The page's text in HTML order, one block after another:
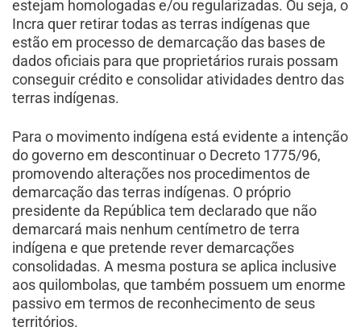
estejam homologadas e/ou regularizadas. Ou seja, o
Incra quer retirar todas as terras indígenas que
estão em processo de demarcação das bases de
dados oficiais para que proprietários rurais possam
conseguir crédito e consolidar atividades dentro das
terras indígenas.
Para o movimento indígena está evidente a intenção
do governo em descontinuar o Decreto 1775/96,
promovendo alterações nos procedimentos de
demarcação das terras indígenas. O próprio
presidente da República tem declarado que não
demarcará mais nenhum centímetro de terra
indígena e que pretende rever demarcações
consolidadas. A mesma postura se aplica inclusive
aos quilombolas, que também possuem um enorme
passivo em termos de reconhecimento de seus
territórios.